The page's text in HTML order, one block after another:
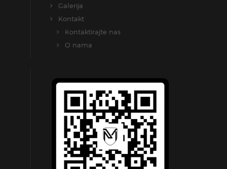
Galerija
Kontakt
Kontaktirajte nas
O nama